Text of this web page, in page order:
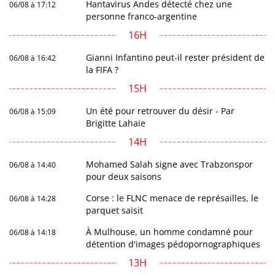
06/08 à 17:12
Hantavirus Andes détecté chez une
personne franco-argentine
16H
06/08 à 16:42
Gianni Infantino peut-il rester président de
la FIFA ?
15H
06/08 à 15:09
Un été pour retrouver du désir - Par
Brigitte Lahaie
14H
06/08 à 14:40
Mohamed Salah signe avec Trabzonspor
pour deux saisons
06/08 à 14:28
Corse : le FLNC menace de représailles, le
parquet saisit
06/08 à 14:18
À Mulhouse, un homme condamné pour
détention d'images pédopornographiques
13H